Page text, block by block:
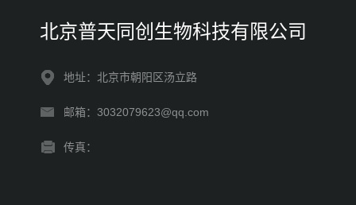
北京普天同创生物科技有限公司
地址：北京市朝阳区汤立路
邮箱：3032079623@qq.com
传真：